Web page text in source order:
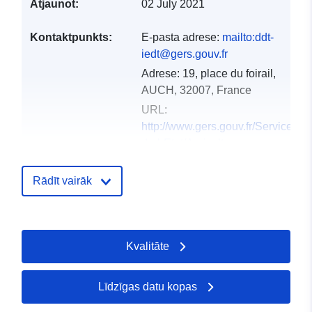
Atjaunot: 02 July 2021
Kontaktpunkts: E-pasta adrese: mailto:ddt-
iedt@gers.gouv.fr
Adrese: 19, place du foirail,
AUCH, 32007, France
URL:
http://www.gers.gouv.fr/Services-
Kataloga
Jaunākā informācija par
01 October 2022
atrašanās vieta:
Koordinātes:
[ [ 0.76099837,
44.06484222 ], [
Rādīt vairāk
Kvalitāte
Līdzīgas datu kopas